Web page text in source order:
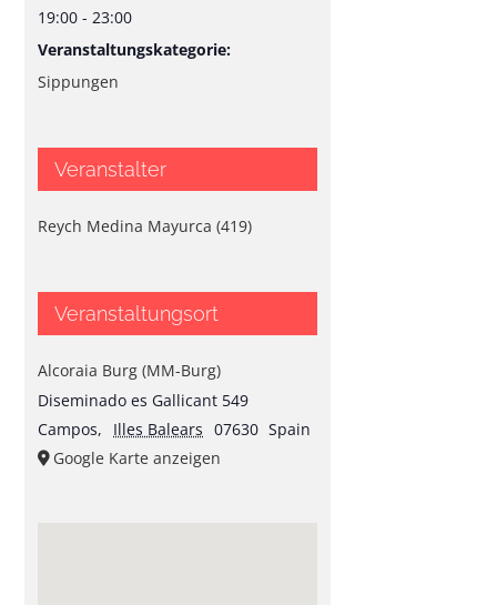
19:00 - 23:00
Veranstaltungskategorie:
Sippungen
Veranstalter
Reych Medina Mayurca (419)
Veranstaltungsort
Alcoraia Burg (MM-Burg)
Diseminado es Gallicant 549
Campos, Illes Balears 07630 Spain
Google Karte anzeigen